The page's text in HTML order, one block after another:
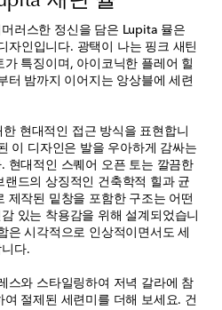
러스한 정신을 담은 Lupita 뮬은
인입니다. 광택이 나는 핑크 새틴
특징이며, 아이코닉한 플레어 힐
터 밤까지 이어지는 앙상블에 세련
현대적인 접근 방식을 표현합니
이 디자인은 발을 우아하게 감싸는
현대적인 스퀘어 오픈 토는 깔끔한
드의 상징적인 건축학적 힐과 균
제작된 밑창을 포함한 구조는 어떤
있는 착용감을 위해 설계되었습니
은 시각적으로 인상적이면서도 세
다.
스와 스타일링하여 저녁 갈라에 참
절제된 세련미를 더해 보세요. 건